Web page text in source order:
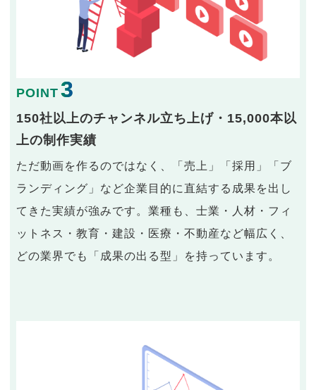
POINT 3
150社以上のチャンネル立ち上げ・15,000本以
上の制作実績
ただ動画を作るのではなく、「売上」「採用」「ブ
ランディング」など企業目的に直結する成果を出し
てきた実績が強みです。業種も、士業・人材・フィ
ットネス・教育・建設・医療・不動産など幅広く、
どの業界でも「成果の出る型」を持っています。